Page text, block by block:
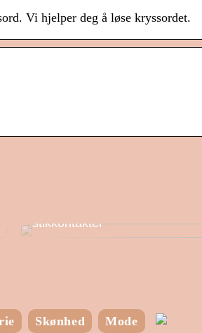
Vi hjelper deg å løse kryssordet.
stikkontakter
Skønhed Mode